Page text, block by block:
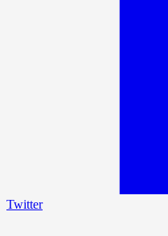
Twitter